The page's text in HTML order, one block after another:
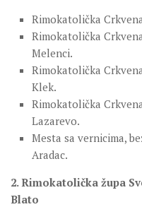
Rimokatolička
Rimokatolička
Melenci.
Rimokatolička
Klek.
Rimokatolička
Lazarevo.
Mesta sa vernicima,
Aradac.
2. Rimokatolička župa
Blato